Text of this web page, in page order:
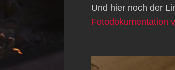
Und hier noch der
Fotodokumentation